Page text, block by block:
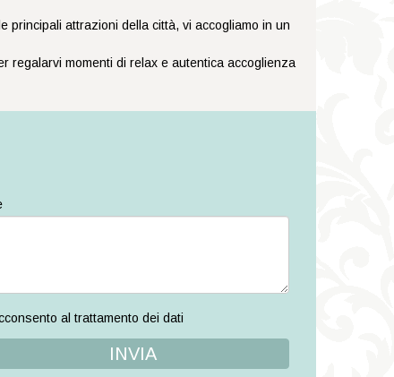
principali attrazioni della città, vi accogliamo in un
regalarvi momenti di relax e autentica accoglienza
al trattamento dei dati
INVIA